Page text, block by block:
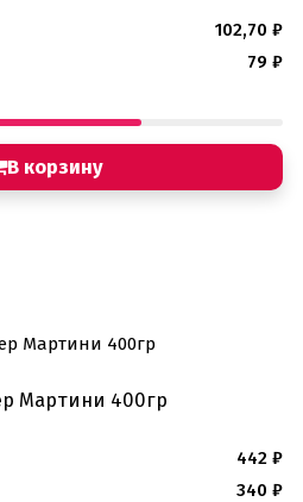
102,70 ₽
79 ₽
В корзину
Мартини 400гр
442 ₽
340 ₽